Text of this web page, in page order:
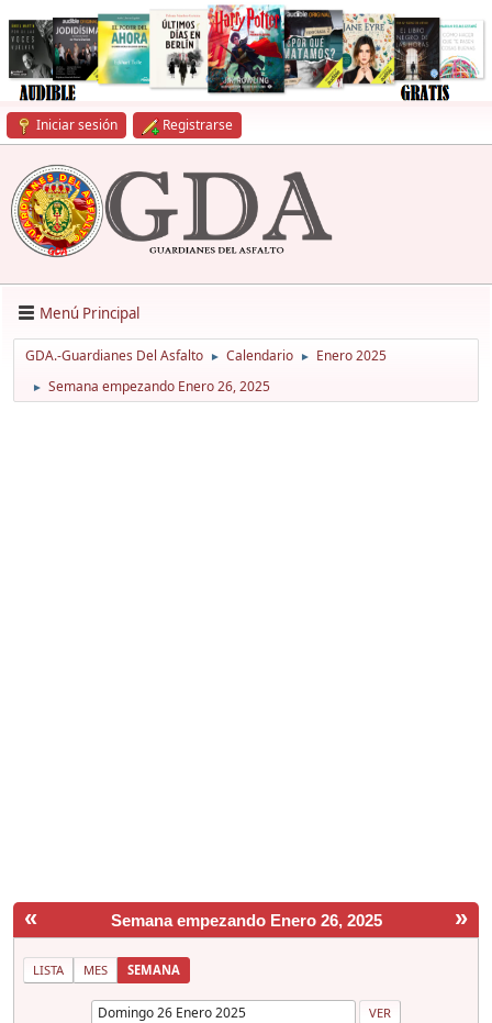
Iniciar sesión Registrarse
Menú Principal
GDA.-Guardianes Del Asfalto ► Calendario ► Enero 2025
► Semana empezando Enero 26, 2025
« »
Semana empezando Enero 26, 2025
LISTA MES SEMANA